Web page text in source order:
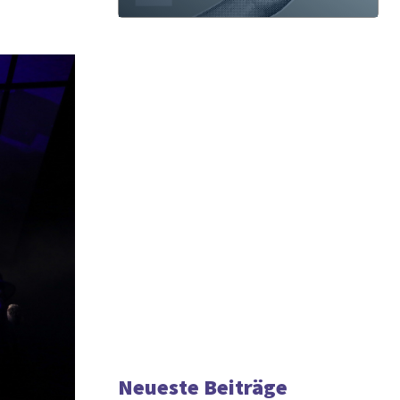
Neueste Beiträge